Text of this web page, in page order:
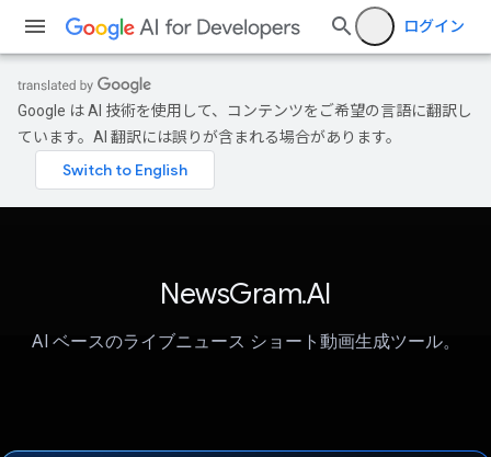
ログイン
Google は AI 技術を使用して、コンテンツをご希望の言語に翻訳し
ています。AI 翻訳には誤りが含まれる場合があります。
NewsGram.AI
AI ベースのライブニュース ショート動画生成ツール。